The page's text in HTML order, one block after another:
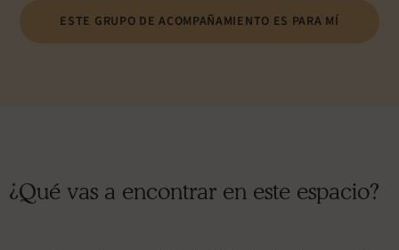
ESTE GRUPO DE ACOMPAÑAMIENTO ES PARA MÍ
¿Qué vas a encontrar en este espacio?